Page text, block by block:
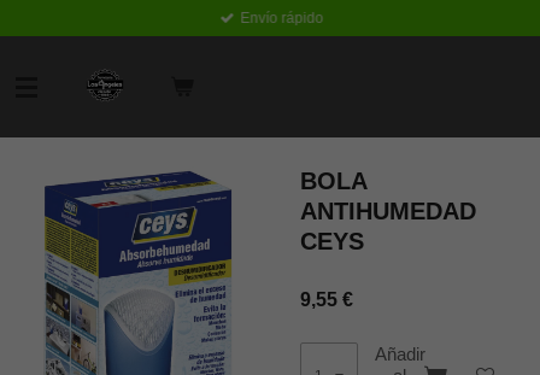
Envío rápido
BOLA
ANTIHUMEDAD
CEYS
9,55 €
Añadir